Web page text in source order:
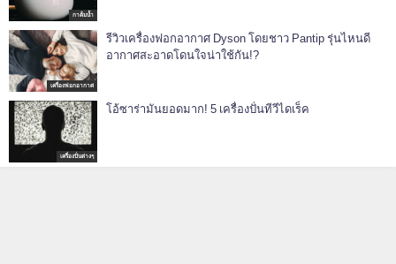
กาต้มน้ำ
เครื่องฟอกอากาศ
รีวิวเครื่องฟอกอากาศ Dyson โดยชาว Pantip รุ่นไหนดี
อากาศสะอาดโดนใจน่าใช้กัน!?
เครื่องปั่นต่างๆ
โอ้ซาร่ามันยอดมาก! 5 เครื่องปั่นทีวีไดเร็ค